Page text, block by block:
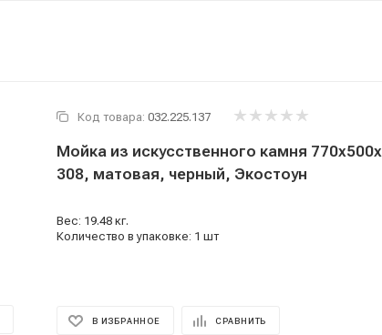
Код товара: 032.225.137
Мойка из искусственного камня
308, матовая, черный, Экостоун
Вес: 19.48 кг.
Количество в упаковке: 1 шт
В ИЗБРАННОЕ СРАВНИТЬ